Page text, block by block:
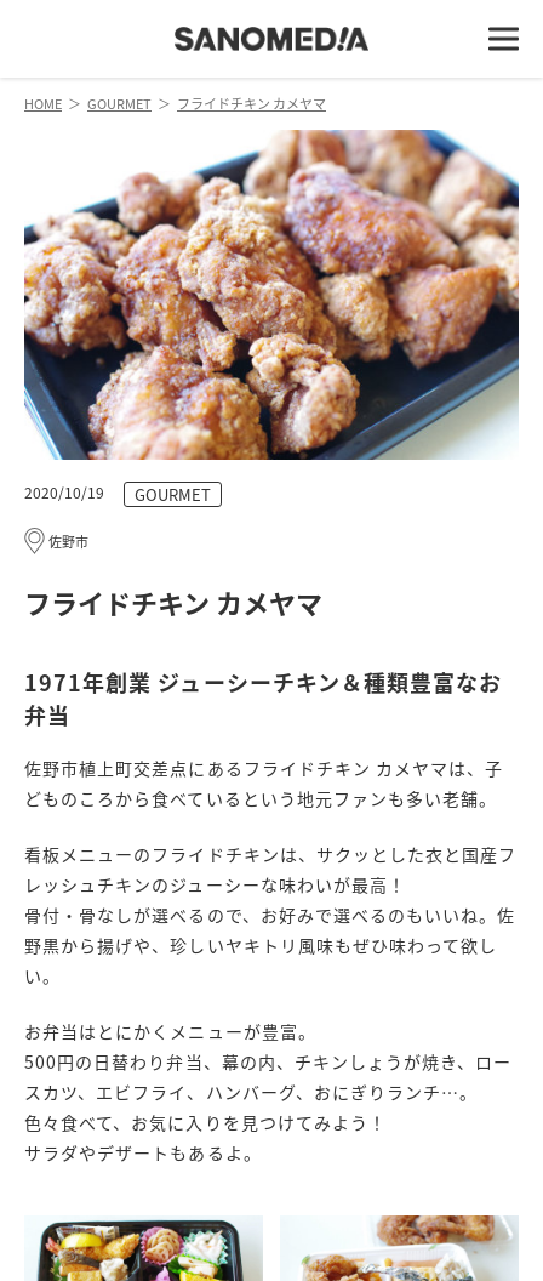
HOME ＞ GOURMET ＞ フライドチキン カメヤマ
フライドチキン カメヤマ
2020/10/19 GOURMET
佐野市
1971年創業 ジューシーチキン＆種類豊富なお
弁当
佐野市植上町交差点にあるフライドチキン カメヤマは、子
どものころから食べているという地元ファンも多い老舗。
看板メニューのフライドチキンは、サクッとした衣と国産フ
レッシュチキンのジューシーな味わいが最高！
骨付・骨なしが選べるので、お好みで選べるのもいいね。佐
野黒から揚げや、珍しいヤキトリ風味もぜひ味わって欲し
い。
お弁当はとにかくメニューが豊富。
500円の日替わり弁当、幕の内、チキンしょうが焼き、ロー
スカツ、エビフライ、ハンバーグ、おにぎりランチ…。
色々食べて、お気に入りを見つけてみよう！
サラダやデザートもあるよ。